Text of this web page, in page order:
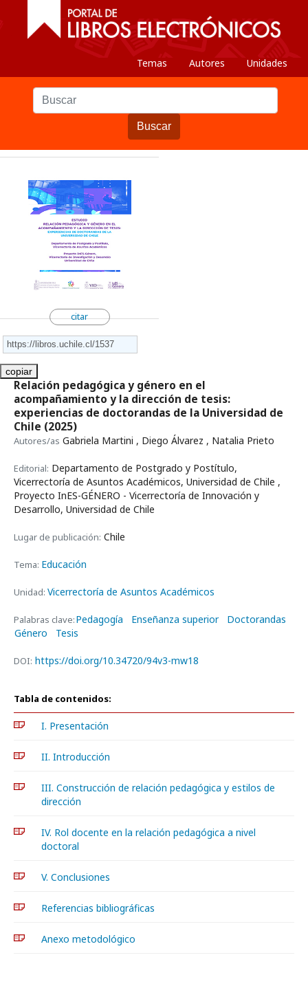
Temas Autores Unidades
Buscar
citar
copiar
Relación pedagógica y género en el
acompañamiento y la dirección de tesis:
experiencias de doctorandas de la Universidad de
Chile (2025)
Autores/as Gabriela Martini , Diego Álvarez , Natalia Prieto
Editorial: Departamento de Postgrado y Postítulo,
Vicerrectoría de Asuntos Académicos, Universidad de Chile ,
Proyecto InES-GÉNERO - Vicerrectoría de Innovación y
Desarrollo, Universidad de Chile
Lugar de publicación: Chile
Tema: Educación
Unidad: Vicerrectoría de Asuntos Académicos
Palabras clave:Pedagogía Enseñanza superior
Doctorandas
Género
Tesis
DOI: https://doi.org/10.34720/94v3-mw18
Tabla de contenidos:
I. Presentación
II. Introducción
III. Construcción de relación pedagógica y estilos de
dirección
IV. Rol docente en la relación pedagógica a nivel
doctoral
V. Conclusiones
Referencias bibliográficas
Anexo metodológico